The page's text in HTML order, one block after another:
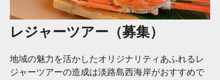
レジャーツアー（募集）
地域の魅力を活かしたオリジナリティあふれるレ
ジャーツアーの造成は淡路島西海岸がおすすめで